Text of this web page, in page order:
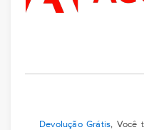
Devolução Grátis, Você